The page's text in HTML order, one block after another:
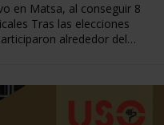
en Matsa, al conseguir 8
Tras las elecciones
alrededor del…